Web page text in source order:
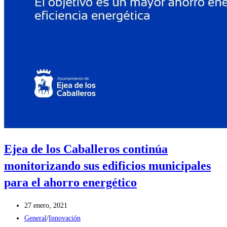
Ejea de los Caballeros continúa
monitorizando sus edificios municipales
para el ahorro energético
Publicación
de
27 enero, 2021
Categoría
General/Innovación